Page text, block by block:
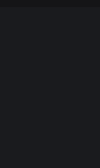
de 1969 de style heal
grâce à un verre
x 24 x 30 mm.